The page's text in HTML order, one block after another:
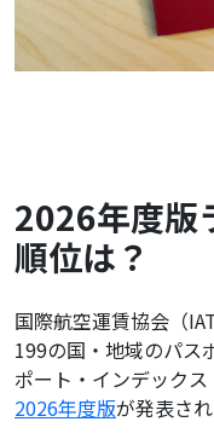
2026年度版
順位は？
国際航空運賃協会（
199の国・地域のパス
ポート・インデックス
2026年度版が発表され